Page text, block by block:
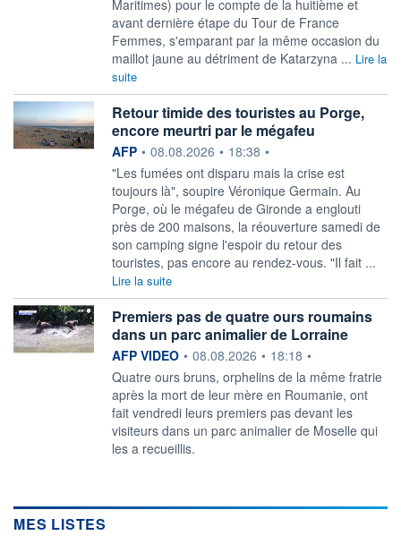
Maritimes) pour le compte de la huitième et
avant dernière étape du Tour de France
Femmes, s'emparant par la même ​occasion du
maillot jaune au détriment de Katarzyna ... Lire la
suite
Retour timide des touristes au Porge,
encore meurtri par le mégafeu
information fournie par
AFP • 08.08.2026 • 18:38 •
"Les fumées ont disparu mais la crise est
toujours là", soupire Véronique Germain. Au
Porge, où le mégafeu de Gironde a englouti
près de 200 maisons, la réouverture samedi de
son camping signe l'espoir du retour des
touristes, pas encore au rendez-vous. "Il fait ...
Lire la suite
Premiers pas de quatre ours roumains
dans un parc animalier de Lorraine
information fournie par
AFP VIDEO • 08.08.2026 • 18:18 •
Quatre ours bruns, orphelins de la même fratrie
après la mort de leur mère en Roumanie, ont
fait vendredi leurs premiers pas devant les
visiteurs dans un parc animalier de Moselle qui
les a recueillis.
MES LISTES